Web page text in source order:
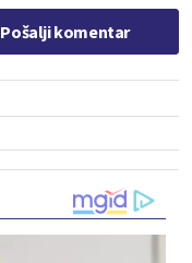
Pošalji komentar